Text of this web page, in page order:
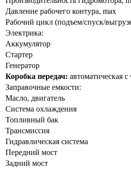
Давление рабочего контура, max
Рабочий цикл (подъем/спуск/
Электрика:
Аккумулятор
Стартер
Генератор
Коробка передач: автоматическая
Заправочные емкости:
Масло, двигатель
Система охлаждения
Топливный бак
Трансмиссия
Гидравлическая система
Передний мост
Задний мост